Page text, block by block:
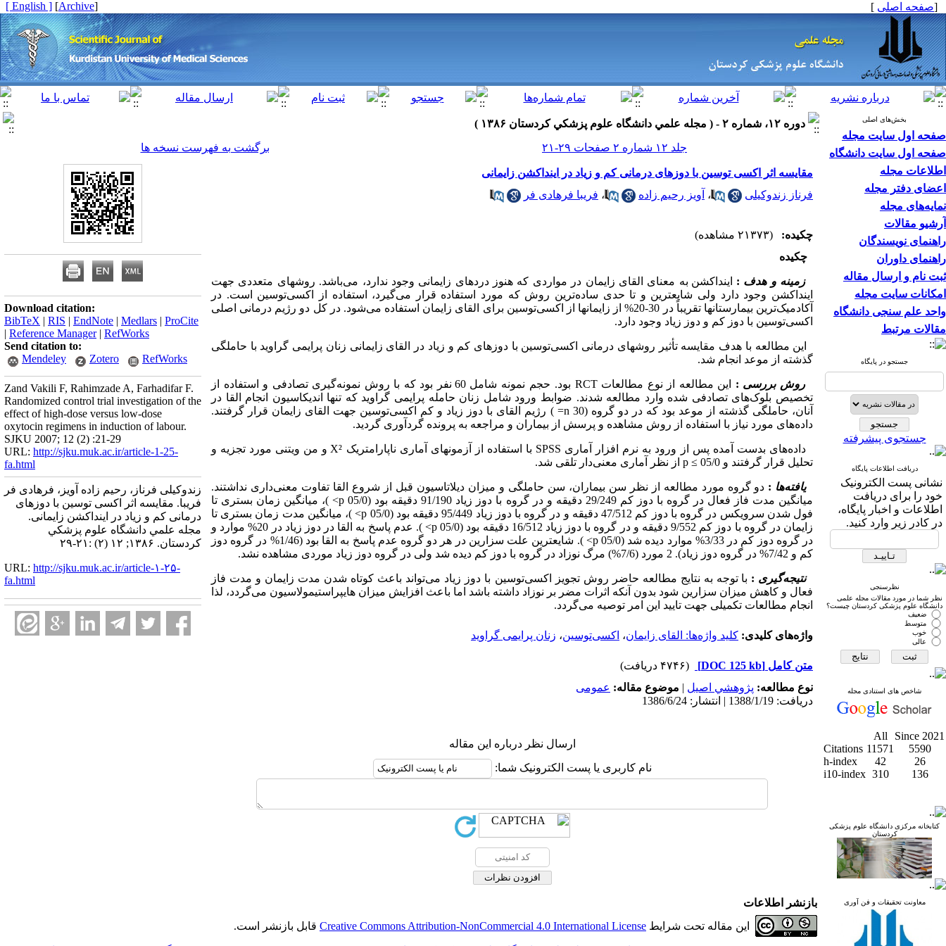
[صفحه اصلی ]
[
Archive
]
[ English ]
بخش‌های اصلی
صفحه اول سایت مجله
صفحه اول سایت دانشگاه
اطلاعات مجله
اعضای دفتر مجله
نمایه‌های مجله
آرشیو مقالات
راهنمای نویسندگان
راهنمای داوران
ثبت نام و ارسال مقاله
امکانات سایت مجله
واحد علم سنجی دانشگاه
مقالات مرتبط
جستجو در پایگاه
جستجوی پیشرفته
دریافت اطلاعات پایگاه
نشانی پست الکترونیک
خود را برای دریافت
اطلاعات و اخبار پایگاه،
در کادر زیر وارد کنید.
نظرسنجی
نظر شما در مورد مقالات مجله علمی
دانشگاه علوم پزشکی کردستان چیست؟
ضعیف
متوسط
خوب
عالی
شاخص های استنادی مجله
All
Since 2021
Citations 11571
5590
h-index
42
26
i10-index 310 136
کتابخانه مرکزی دانشگاه علوم پزشکی
کردستان
معاونت تحقیقات و فن آوری
دوره ۱۲، شماره ۲ - ( مجله علمي دانشگاه علوم پزشكي كردستان ۱۳۸۶ )
جلد ۱۲ شماره ۲ صفحات ۲۹-۲۱
برگشت به فهرست نسخه ها
مقایسه اثر اکسی توسین با دوزهای درمانی کم و زیاد در اینداکشن زایمانی
فرناز زندوکیلی
، آویز رحیم زاده ، فریبا فرهادی فر
چکیده:
(۲۱۳۷۳ مشاهده)
چکیده
زمینه و هدف :
اینداکشن به معنای القای زایمان در مواردی که هنوز دردهای زایمانی وجود ندارد، می‌باشد. روشهای متعددی جهت
اینداکشن وجود دارد ولی شایعترین و تا حدی ساده‌ترین روش که مورد استفاده قرار می‌گیرد، استفاده از اکسی‌توسین است. در
آکادمیک‌ترین بیمارستانها تقریباً در 30-20% از زایمانها از اکسی‌توسین برای القای زایمان استفاده می‌شود. در کل دو رژیم درمانی اصلی
اکسی‌توسین با دوز کم و دوز زیاد وجود دارد.
این مطالعه با هدف مقایسه تأثیر روشهای درمانی اکسی‌توسین با دوزهای کم و زیاد در القای زایمانی زنان پرایمی گراوید با حاملگی
گذشته از موعد انجام شد.
روش بررسی :
این مطالعه از نوع مطالعات RCT بود. حجم نمونه شامل 60 نفر بود که با روش نمونه‌گیری تصادفی و استفاده از
تخصیص بلوک‌های تصادفی شده وارد مطالعه شدند. ضوابط ورود شامل زنان حامله پرایمی گراوید که تنها اندیکاسیون انجام القا در
آنان، حاملگی گذشته از موعد بود که در دو گروه (30 n= ) رژیم القای با دوز زیاد و کم اکسی‌توسین جهت القای زایمان قرار گرفتند.
داده‌های مورد نیاز با استفاده از روش مشاهده و پرسش از بیماران و مراجعه به پرونده گردآوری گردید.
داده‌های بدست آمده پس از ورود به نرم افزار آماری SPSS با استفاده از آزمونهای آماری ناپارامتریک X² و من ویتنی مورد تجزیه و
تحلیل قرار گرفتند و 05/0 ≥ p از نظر آماری معنی‌دار تلقی شد.
یافته‌ها : دو گروه مورد مطالعه از نظر سن بیماران، سن حاملگی و میزان دیلاتاسیون قبل از شروع القا تفاوت معنی‌داری نداشتند.
میانگین مدت فاز فعال در گروه با دوز کم 29/249 دقیقه و در گروه با دوز زیاد 91/190 دقیقه بود (05/0 p> )، میانگین زمان بستری تا
فول شدن سرویکس در گروه با دوز کم 47/512 دقیقه و در گروه با دوز زیاد 95/449 دقیقه بود (05/0 p> )، میانگین مدت زمان بستری تا
زایمان در گروه با دوز کم 9/552 دقیقه و در گروه با دوز زیاد 16/512 دقیقه بود (05/0 p> ). عدم پاسخ به القا در دوز زیاد در 20% موارد و
در گروه دوز کم در 3/33% موارد دیده شد (05/0 p> ). شایعترین علت سزارین در هر دو گروه عدم پاسخ به القا بود (1/46% در گروه دوز
کم و 7/42% در گروه دوز زیاد). 2 مورد (7/6%) مرگ نوزاد در گروه با دوز کم دیده شد ولی در گروه دوز زیاد موردی مشاهده نشد.
نتیجه‌گیری : با توجه به نتایج مطالعه حاضر روش تجویز اکسی‌توسین با دوز زیاد می‌تواند باعث کوتاه شدن مدت زایمان و مدت فاز
فعال و کاهش میزان سزارین شود بدون آنکه اثرات مضر بر نوزاد داشته باشد اما باعث افزایش میزان هایپراستیمولاسیون می‌گردد، لذا
انجام مطالعات تکمیلی جهت تایید این امر توصیه می‌گردد.
واژه‌های کلیدی: کلید واژه‌ها: القای زایمان، اکسی‌توسین، زنان پرایمی گراوید
متن کامل [DOC 125 kb]
(۴۷۴۶ دریافت)
نوع مطالعه: پژوهشي اصیل | موضوع مقاله: عمومى
دریافت: 1388/1/19 | انتشار: 1386/6/24
ارسال نظر درباره این مقاله
نام کاربری یا پست الکترونیک شما:
Download citation:
BibTeX | RIS | EndNote | Medlars | ProCite
| Reference Manager| RefWorks
Send citation to:
Mendeley
Zotero RefWorks
Zand Vakili F, Rahimzade A, Farhadifar F.
Randomized control trial investigation of the
effect of high-dose versus low-dose
oxytocin regimens in induction of labour.
SJKU 2007; 12 (2) :21-29
URL: http://sjku.muk.ac.ir/article-1-25-
fa.html
زندوکیلی فرناز، رحیم زاده آویز، فرهادی فر
فریبا. مقایسه اثر اکسی توسین با دوزهای
درمانی کم و زیاد در اینداکشن زایمانی.
مجله علمي دانشگاه علوم پزشكي
كردستان. ۱۳۸۶; ۱۲ (۲) :۲۱-۲۹
URL: http://sjku.muk.ac.ir/article-۱-۲۵-
fa.html
بازنشر اطلاعات
این مقاله تحت شرایط Creative Commons Attribution-NonCommercial 4.0 International License قابل بازنشر است.